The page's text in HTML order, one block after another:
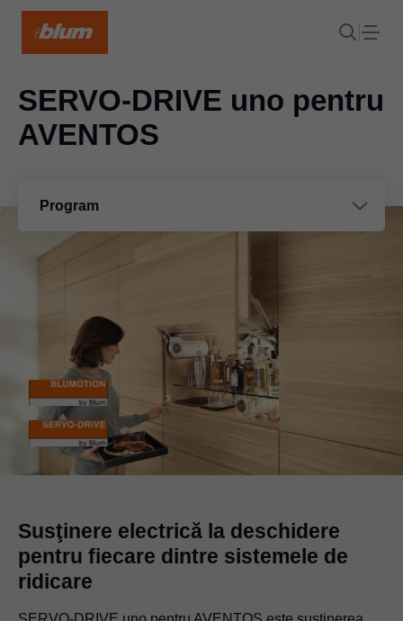
Program
SERVO-DRIVE uno pentru
AVENTOS
Susţinere electrică la deschidere
pentru fiecare dintre sistemele de
ridicare